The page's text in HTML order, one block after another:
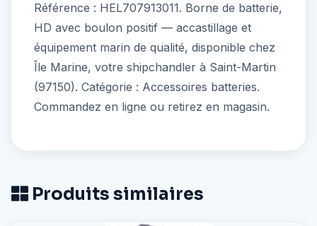
Référence : HEL707913011. Borne de batterie,
HD avec boulon positif — accastillage et
équipement marin de qualité, disponible chez
Île Marine, votre shipchandler à Saint-Martin
(97150). Catégorie : Accessoires batteries.
Commandez en ligne ou retirez en magasin.
Produits similaires